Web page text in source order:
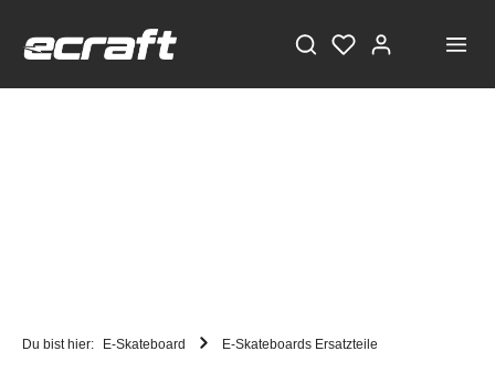
Du bist hier: E-Skateboard E-Skateboards Ersatzteile